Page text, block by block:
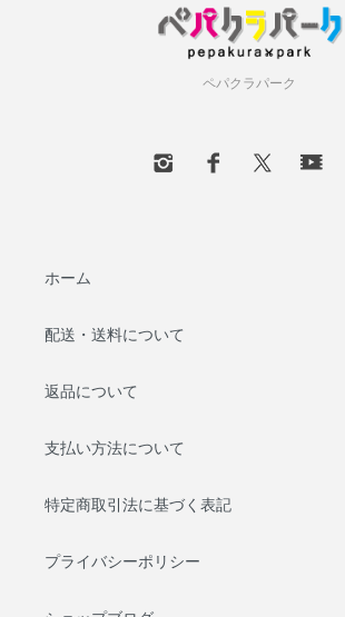
ペパクラパーク
ホーム
配送・送料について
返品について
支払い方法について
特定商取引法に基づく表記
プライバシーポリシー